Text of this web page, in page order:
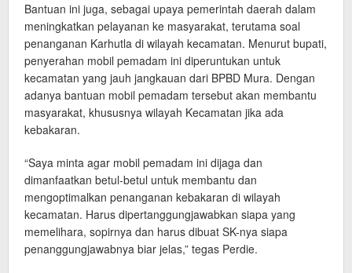
Bantuan ini juga, sebagai upaya pemerintah daerah dalam
meningkatkan pelayanan ke masyarakat, terutama soal
penanganan Karhutla di wilayah kecamatan. Menurut bupati,
penyerahan mobil pemadam ini diperuntukan untuk
kecamatan yang jauh jangkauan dari BPBD Mura. Dengan
adanya bantuan mobil pemadam tersebut akan membantu
masyarakat, khususnya wilayah Kecamatan jika ada
kebakaran.
“Saya minta agar mobil pemadam ini dijaga dan
dimanfaatkan betul-betul untuk membantu dan
mengoptimalkan penanganan kebakaran di wilayah
kecamatan. Harus dipertanggungjawabkan siapa yang
memelihara, sopirnya dan harus dibuat SK-nya siapa
penanggungjawabnya biar jelas,” tegas Perdie.